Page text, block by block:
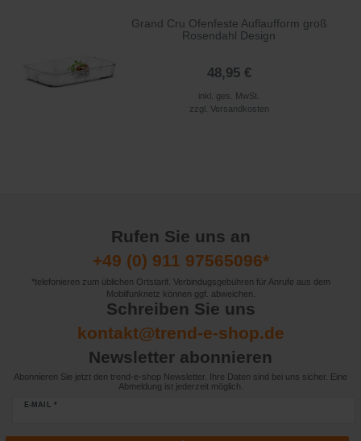
Grand Cru Ofenfeste Auflaufform groß
Rosendahl Design
48,95 €
inkl. ges. MwSt.
zzgl. Versandkosten
Rufen Sie uns an
+49 (0) 911 97565096*
*telefonieren zum üblichen Ortstarif. Verbindugsgebühren für Anrufe aus dem
Mobilfunknetz können ggf. abweichen.
Schreiben Sie uns
kontakt@trend-e-shop.de
Newsletter abonnieren
Abonnieren Sie jetzt den trend-e-shop Newsletter. Ihre Daten sind bei uns sicher. Eine
Abmeldung ist jederzeit möglich.
E-MAIL *